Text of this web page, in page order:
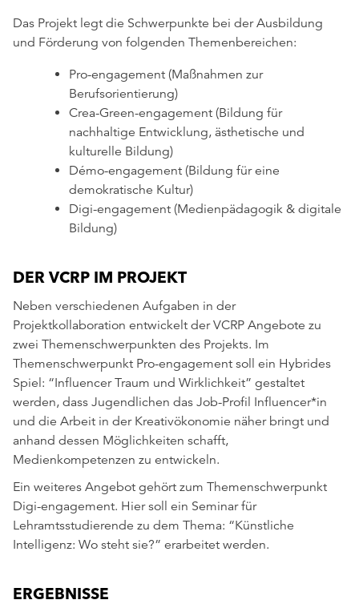
Das Projekt legt die Schwerpunkte bei der Ausbildung
und Förderung von folgenden Themenbereichen:
Pro-engagement (Maßnahmen zur
Berufsorientierung)
Crea-Green-engagement (Bildung für
nachhaltige Entwicklung, ästhetische und
kulturelle Bildung)
Démo-engagement (Bildung für eine
demokratische Kultur)
Digi-engagement (Medienpädagogik & digitale
Bildung)
DER VCRP IM PROJEKT
Neben verschiedenen Aufgaben in der
Projektkollaboration entwickelt der VCRP Angebote zu
zwei Themenschwerpunkten des Projekts. Im
Themenschwerpunkt Pro-engagement soll ein Hybrides
Spiel: “Influencer Traum und Wirklichkeit” gestaltet
werden, dass Jugendlichen das Job-Profil Influencer*in
und die Arbeit in der Kreativökonomie näher bringt und
anhand dessen Möglichkeiten schafft,
Medienkompetenzen zu entwickeln.
Ein weiteres Angebot gehört zum Themenschwerpunkt
Digi-engagement. Hier soll ein Seminar für
Lehramtsstudierende zu dem Thema: “Künstliche
Intelligenz: Wo steht sie?” erarbeitet werden.
ERGEBNISSE